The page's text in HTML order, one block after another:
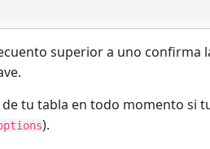
superior a uno confirma
tu tabla en todo momento si
).